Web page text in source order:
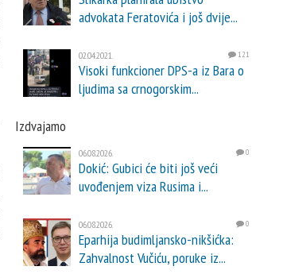
advokata Feratovića i još dvije...
02.04.2021. 121
Visoki funkcioner DPS-a iz Bara o
ljudima sa crnogorskim...
Izdvajamo
06.08.2026. 0
Dokić: Gubici će biti još veći
uvođenjem viza Rusima i...
06.08.2026. 0
Eparhija budimljansko-nikšićka:
Zahvalnost Vučiću, poruke iz...